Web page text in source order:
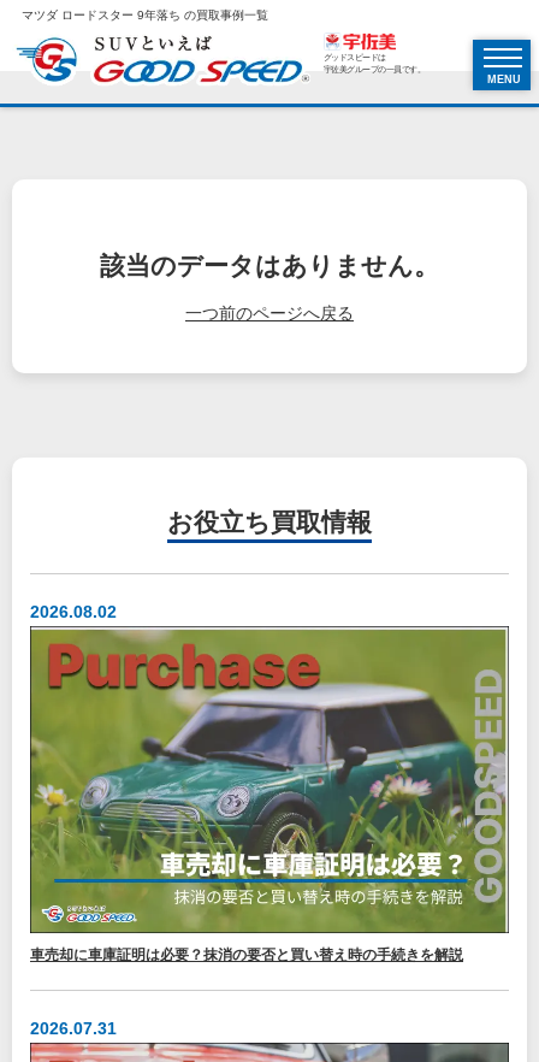
マツダ ロードスター 9年落ち の買取事例一覧
グッドスピードは
宇佐美グループの一員です。
MENU
該当のデータはありません。
一つ前のページへ戻る
お役立ち 買取情報
2026.08.02
車売却に車庫証明は必要？抹消の要否と買い替え時の手続きを解説
2026.07.31